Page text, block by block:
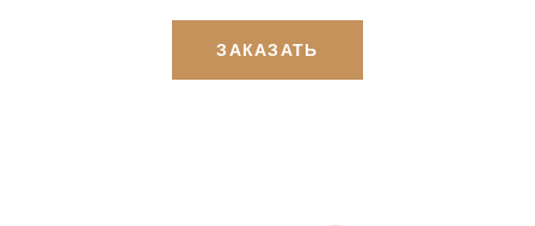
ЗАКАЗАТЬ